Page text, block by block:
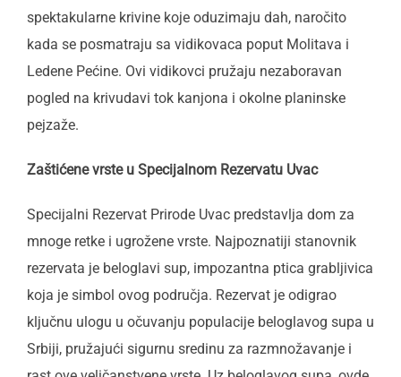
spektakularne krivine koje oduzimaju dah, naročito
kada se posmatraju sa vidikovaca poput Molitava i
Ledene Pećine. Ovi vidikovci pružaju nezaboravan
pogled na krivudavi tok kanjona i okolne planinske
pejzaže.
Zaštićene vrste u Specijalnom Rezervatu Uvac
Specijalni Rezervat Prirode Uvac predstavlja dom za
mnoge retke i ugrožene vrste. Najpoznatiji stanovnik
rezervata je beloglavi sup, impozantna ptica grabljivica
koja je simbol ovog područja. Rezervat je odigrao
ključnu ulogu u očuvanju populacije beloglavog supa u
Srbiji, pružajući sigurnu sredinu za razmnožavanje i